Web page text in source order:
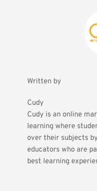
Written by
Cudy
Cudy is an online
learning where
over their subjects
educators who are
best learning